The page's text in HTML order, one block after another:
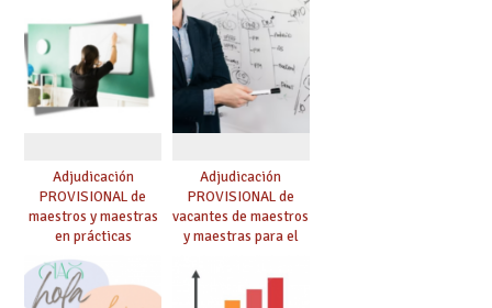
Adjudicación
PROVISIONAL de
maestros y maestras
en prácticas
Adjudicación
PROVISIONAL de
vacantes de maestros
y maestras para el